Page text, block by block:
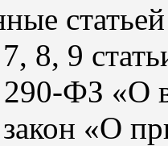
8, 9
ФЗ «О
«О